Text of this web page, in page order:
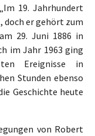
19. Jahrhundert
doch er gehört zum
29. Juni 1886 in
im Jahr 1963 ging
Ereignisse in
Stunden ebenso
Geschichte heute
von Robert